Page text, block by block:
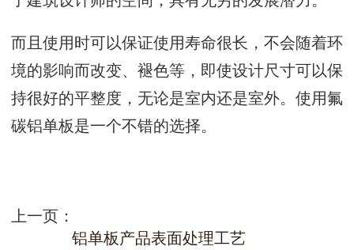
而且使用时可以保证使用寿命很长，不会随着环
境的影响而改变、褪色等，即使设计尺寸可以保
持很好的平整度，无论是室内还是室外。使用氟
碳铝单板是一个不错的选择。
上一页：
铝单板产品表面处理工艺